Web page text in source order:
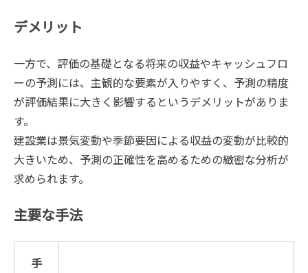
デメリット
一方で、評価の基礎となる将来の収益やキャッシュフロ
ーの予測には、主観的な要素が入りやすく、予測の精度
が評価結果に大きく影響するというデメリットがありま
す。
建設業は景気変動や季節要因による収益の変動が比較的
大きいため、予測の正確性を高めるための緻密な分析が
求められます。
主要な手法
手